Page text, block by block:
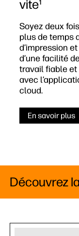
vite¹
Soyez deux
plus de temps
d’impression
d’une facilité
travail fiable
avec
cloud.
En savoir plus
Découvrez